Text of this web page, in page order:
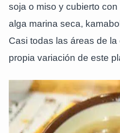
soja o miso y cubierto
alga marina seca,
Casi todas las áreas de
propia variación de este